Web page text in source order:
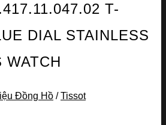
T-
DIAL STAINLESS
WATCH
Đồng Hồ / Tissot